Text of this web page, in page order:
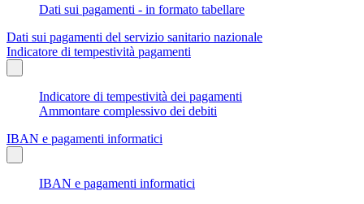
Dati sui pagamenti - in formato tabellare
Dati sui pagamenti del servizio sanitario nazionale
Indicatore di tempestività pagamenti
Indicatore di tempestività dei pagamenti
Ammontare complessivo dei debiti
IBAN e pagamenti informatici
IBAN e pagamenti informatici